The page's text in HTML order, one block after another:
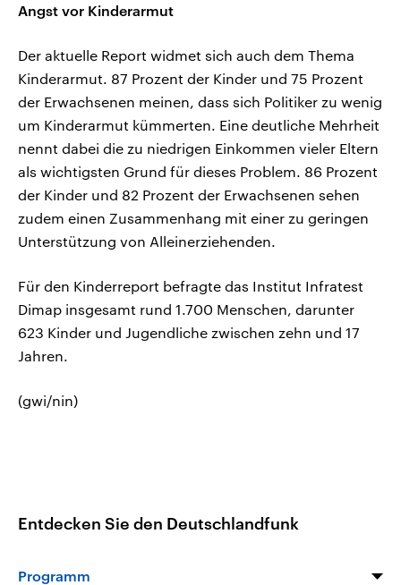
Angst vor Kinderarmut
Der aktuelle Report widmet sich auch dem Thema
Kinderarmut. 87 Prozent der Kinder und 75 Prozent
der Erwachsenen meinen, dass sich Politiker zu wenig
um Kinderarmut kümmerten. Eine deutliche Mehrheit
nennt dabei die zu niedrigen Einkommen vieler Eltern
als wichtigsten Grund für dieses Problem. 86 Prozent
der Kinder und 82 Prozent der Erwachsenen sehen
zudem einen Zusammenhang mit einer zu geringen
Unterstützung von Alleinerziehenden.
Für den Kinderreport befragte das Institut Infratest
Dimap insgesamt rund 1.700 Menschen, darunter
623 Kinder und Jugendliche zwischen zehn und 17
Jahren.
(gwi/nin)
Entdecken Sie den Deutschlandfunk
Programm